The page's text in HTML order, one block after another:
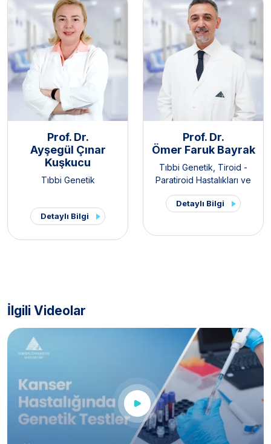
Prof. Dr.
Ayşegül Çınar
Kuşkucu
Tıbbi Genetik
Detaylı Bilgi
Prof. Dr.
Ömer Faruk Bayrak
Tıbbi Genetik Tiroid -
Paratiroid Hastalıkları ve
Cerrahisi Kliniği
Detaylı Bilgi
İlgili Videolar